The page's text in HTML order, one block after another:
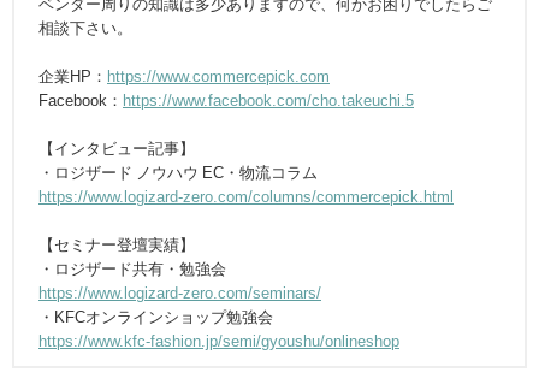
ベンダー周りの知識は多少ありますので、何かお困りでしたらご
相談下さい。
企業HP： https://www.commercepick.com
Facebook： https://www.facebook.com/cho.takeuchi.5
【インタビュー記事】
・ロジザード ノウハウ EC・物流コラム
https://www.logizard-zero.com/columns/commercepick.html
【セミナー登壇実績】
・ロジザード共有・勉強会
https://www.logizard-zero.com/seminars/
・KFCオンラインショップ勉強会
https://www.kfc-fashion.jp/semi/gyoushu/onlineshop